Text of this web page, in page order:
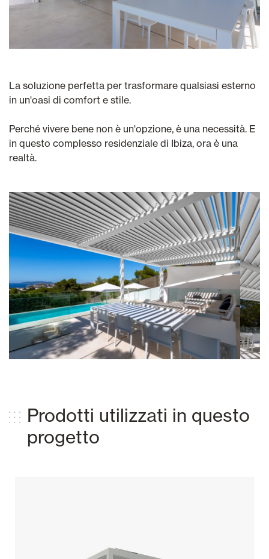
La soluzione perfetta per trasformare qualsiasi esterno
in un'oasi di comfort e stile.
Perché vivere bene non è un'opzione, è una necessità. E
in questo complesso residenziale di Ibiza, ora è una
realtà.
Prodotti utilizzati in questo
progetto